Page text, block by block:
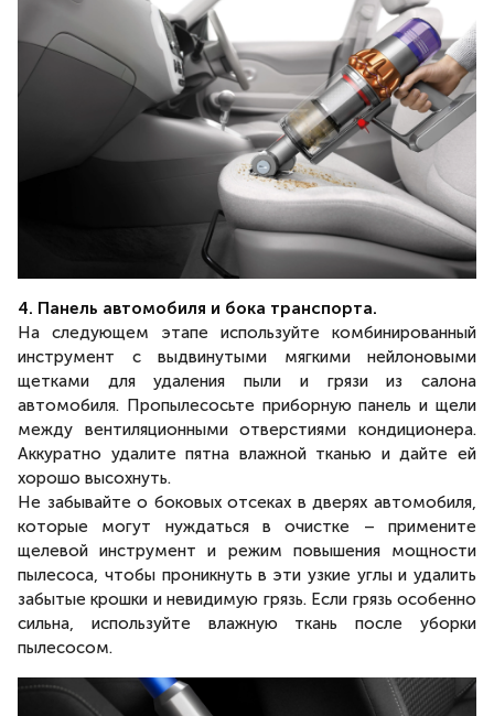
4. Панель автомобиля и бока транспорта.
На следующем этапе используйте комбинированный
инструмент с выдвинутыми мягкими нейлоновыми
щетками для удаления пыли и грязи из салона
автомобиля. Пропылесосьте приборную панель и щели
между вентиляционными отверстиями кондиционера.
Аккуратно удалите пятна влажной тканью и дайте ей
хорошо высохнуть.
Не забывайте о боковых отсеках в дверях автомобиля,
которые могут нуждаться в очистке – примените
щелевой инструмент и режим повышения мощности
пылесоса, чтобы проникнуть в эти узкие углы и удалить
забытые крошки и невидимую грязь. Если грязь особенно
сильна, используйте влажную ткань после уборки
пылесосом.